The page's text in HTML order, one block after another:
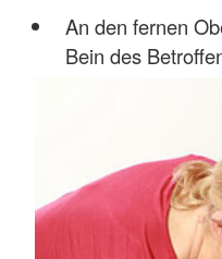
An den fernen
Bein des